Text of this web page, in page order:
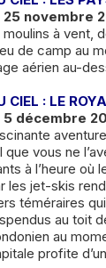
novembre
moulins à vent,
de camp au
aérien au-
CIEL : LE
décembre
vous ne
à l’heure où
les jet-skis
téméraires
au toit
au
profite